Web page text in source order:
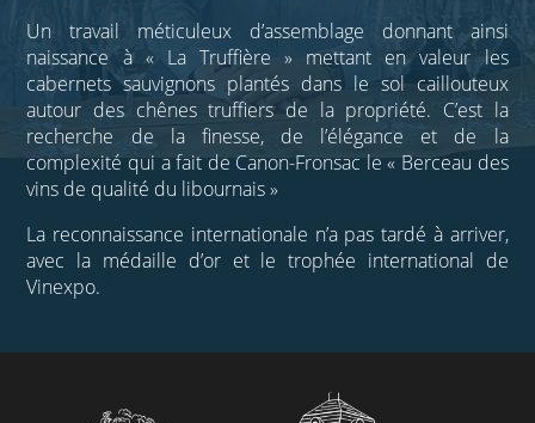
Un travail méticuleux d’assemblage donnant ainsi
naissance à « La Truffière » mettant en valeur les
cabernets sauvignons plantés dans le sol caillouteux
autour des chênes truffiers de la propriété. C’est la
recherche de la finesse, de l’élégance et de la
complexité qui a fait de Canon-Fronsac le « Berceau des
vins de qualité du libournais »
La reconnaissance internationale n’a pas tardé à arriver,
avec la médaille d’or et le trophée international de
Vinexpo.